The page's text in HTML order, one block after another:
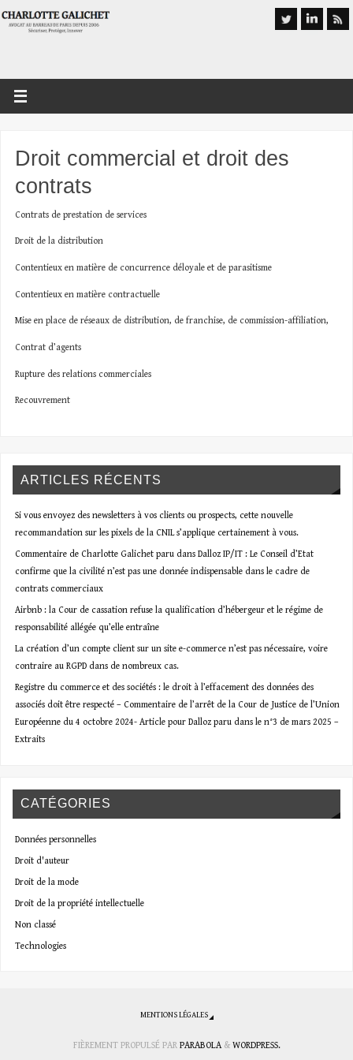
Droit commercial et droit des
contrats
Contrats de prestation de services
Droit de la distribution
Contentieux en matière de concurrence déloyale et de parasitisme
Contentieux en matière contractuelle
Mise en place de réseaux de distribution, de franchise, de commission-affiliation,
Contrat d’agents
Rupture des relations commerciales
Recouvrement
ARTICLES RÉCENTS
Si vous envoyez des newsletters à vos clients ou prospects, cette nouvelle
recommandation sur les pixels de la CNIL s’applique certainement à vous.
Commentaire de Charlotte Galichet paru dans Dalloz IP/IT : Le Conseil d’Etat
confirme que la civilité n’est pas une donnée indispensable dans le cadre de
contrats commerciaux
Airbnb : la Cour de cassation refuse la qualification d’hébergeur et le régime de
responsabilité allégée qu’elle entraîne
La création d’un compte client sur un site e-commerce n’est pas nécessaire, voire
contraire au RGPD dans de nombreux cas.
Registre du commerce et des sociétés : le droit à l’effacement des données des
associés doit être respecté – Commentaire de l’arrêt de la Cour de Justice de l’Union
Européenne du 4 octobre 2024- Article pour Dalloz paru dans le n°3 de mars 2025 –
Extraits
CATÉGORIES
Données personnelles
Droit d'auteur
Droit de la mode
Droit de la propriété intellectuelle
Non classé
Technologies
MENTIONS LÉGALES
FIÈREMENT PROPULSÉ PAR PARABOLA& WORDPRESS.